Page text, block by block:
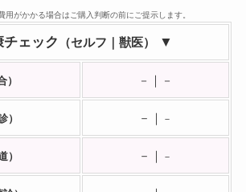
がかかる場合はご購入判断の前にご提示します。
ェック （セルフ｜獣医） ▼
） － ｜ －
） －｜ －
） －｜ －